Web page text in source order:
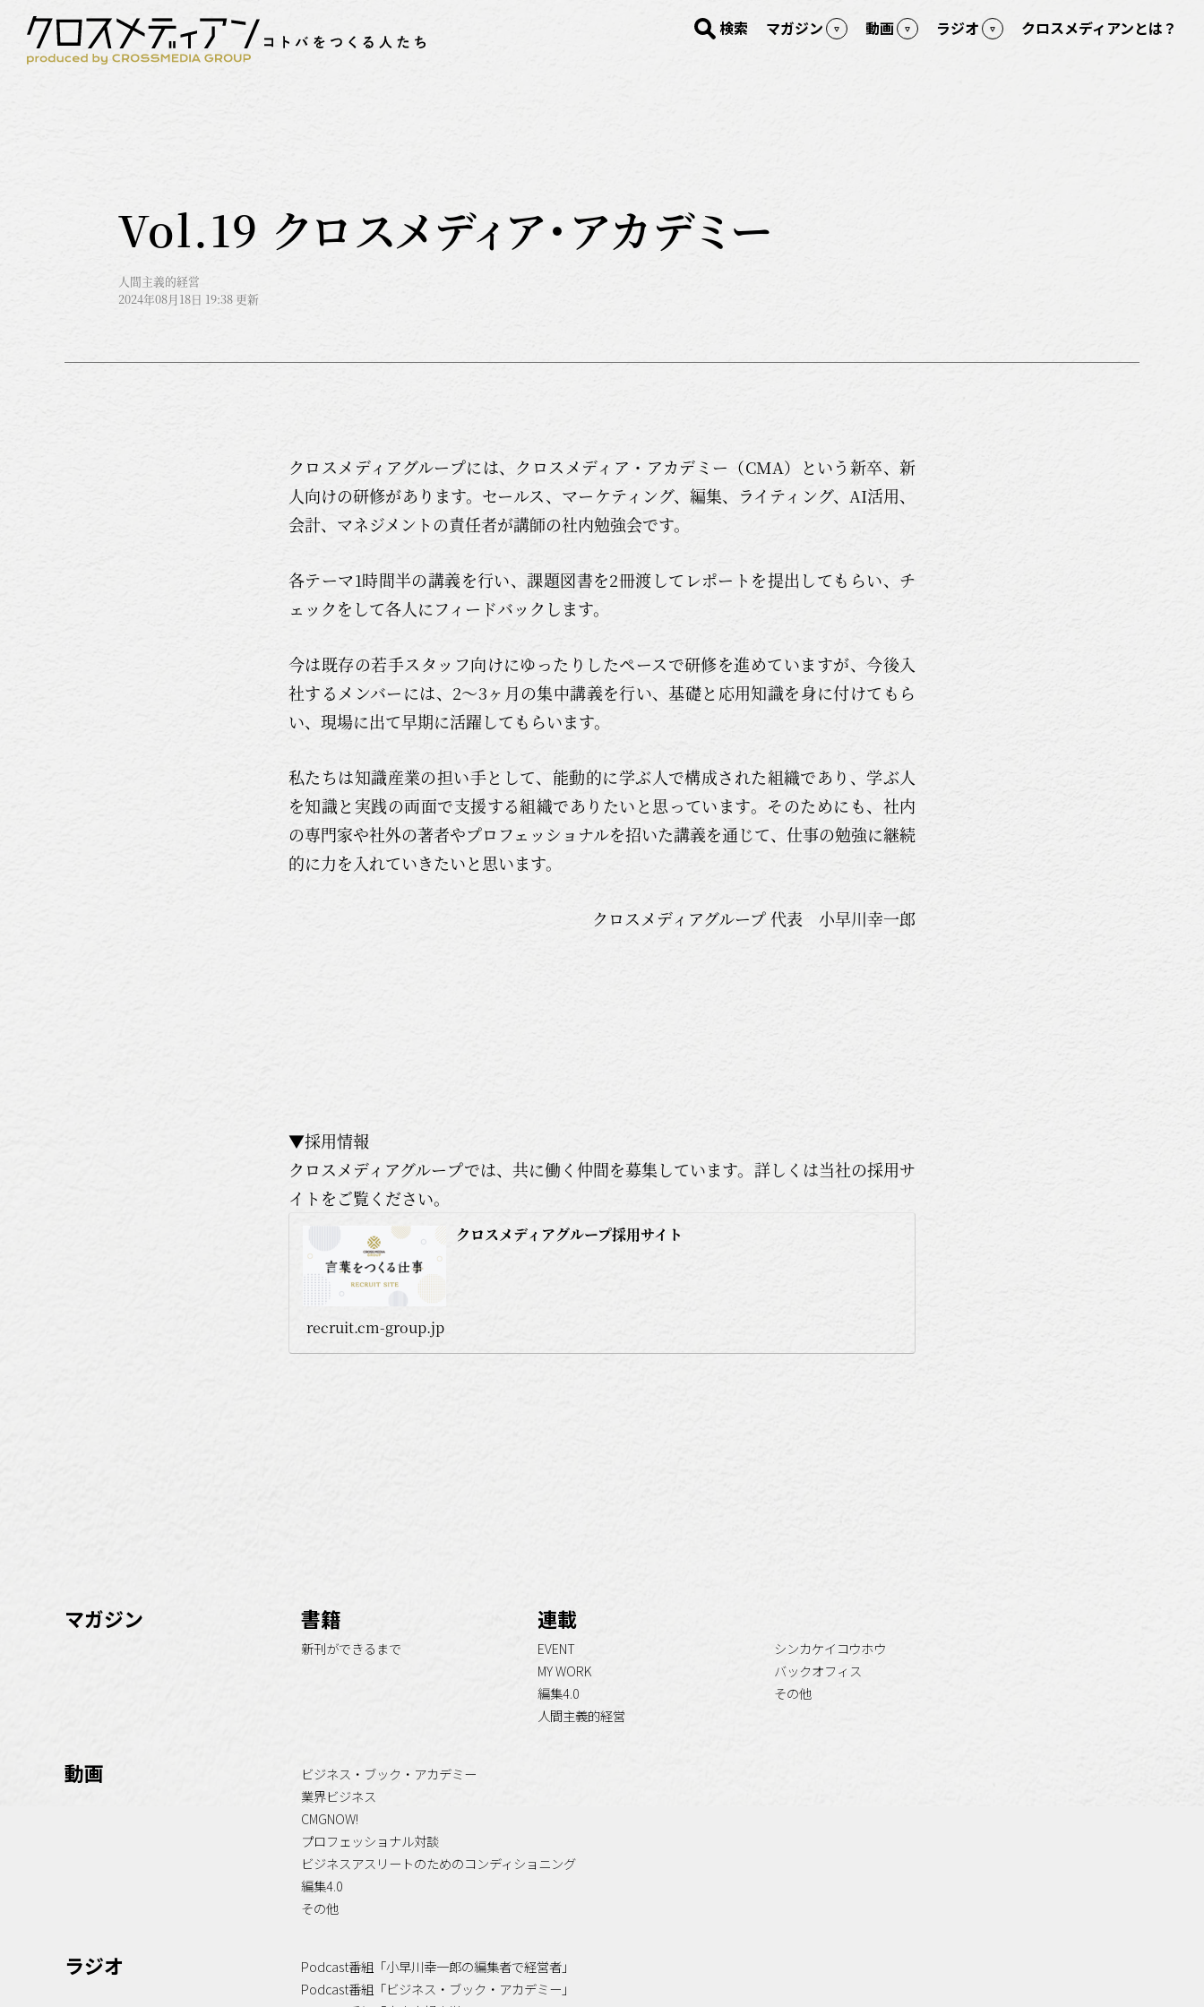
検索 マガジン 動画 ラジオ クロスメディアンとは？
Vol.19 クロスメディア・アカデミー
人間主義的経営
2024年08月18日 19:38 更新
クロスメディアグループには、クロスメディア・アカデミー（CMA）という新卒、新
人向けの研修があります。セールス、マーケティング、編集、ライティング、AI活用、
会計、マネジメントの責任者が講師の社内勉強会です。
各テーマ1時間半の講義を行い、課題図書を2冊渡してレポートを提出してもらい、チ
ェックをして各人にフィードバックします。
今は既存の若手スタッフ向けにゆったりしたペースで研修を進めていますが、今後入
社するメンバーには、2〜3ヶ月の集中講義を行い、基礎と応用知識を身に付けてもら
い、現場に出て早期に活躍してもらいます。
私たちは知識産業の担い手として、能動的に学ぶ人で構成された組織であり、学ぶ人
を知識と実践の両面で支援する組織でありたいと思っています。そのためにも、社内
の専門家や社外の著者やプロフェッショナルを招いた講義を通じて、仕事の勉強に継続
的に力を入れていきたいと思います。
クロスメディアグループ 代表 小早川幸一郎
▼採用情報
クロスメディアグループでは、共に働く仲間を募集しています。詳しくは当社の採用サ
イトをご覧ください。
クロスメディアグループ採用サイト
recruit.cm-group.jp
マガジン 書籍
新刊ができるまで
連載
EVENT
MY WORK
編集4.0
人間主義的経営
シンカケイコウホウ
バックオフィス
その他
動画
ビジネス・ブック・アカデミー
業界ビジネス
CMGNOW!
プロフェッショナル対談
ビジネスアスリートのためのコンディショニング
編集4.0
その他
ラジオ
Podcast番組「小早川幸一郎の編集者で経営者」
Podcast番組「ビジネス・ブック・アカデミー」